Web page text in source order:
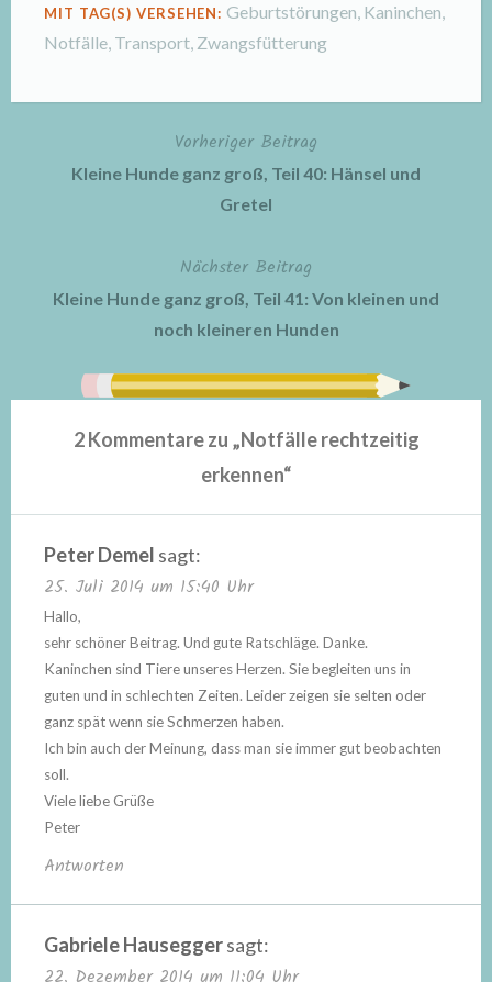
MIT TAG(S) VERSEHEN:Geburtstörungen, Kaninchen,
Notfälle, Transport, Zwangsfütterung
BeitragsnavigationVorheriger Beitrag
Kleine Hunde ganz groß, Teil 40: Hänsel und
Gretel
Nächster Beitrag
Kleine Hunde ganz groß, Teil 41: Von kleinen und
noch kleineren Hunden
2 Kommentare zu „Notfälle rechtzeitig
erkennen“
Peter Demel sagt:
25. Juli 2014 um 15:40 Uhr
Hallo,
sehr schöner Beitrag. Und gute Ratschläge. Danke.
Kaninchen sind Tiere unseres Herzen. Sie begleiten uns in
guten und in schlechten Zeiten. Leider zeigen sie selten oder
ganz spät wenn sie Schmerzen haben.
Ich bin auch der Meinung, dass man sie immer gut beobachten
soll.
Viele liebe Grüße
Peter
Antworten
Gabriele Hauseggersagt:
22. Dezember 2014 um 11:04 Uhr